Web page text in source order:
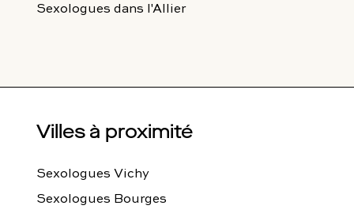
Sexologues dans l'Allier
Villes à proximité
Sexologues Vichy
Sexologues Bourges